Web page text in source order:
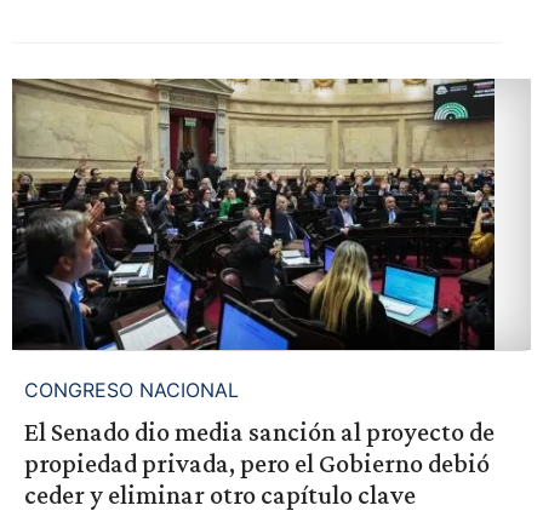
CONGRESO NACIONAL
El Senado dio media sanción al proyecto de
propiedad privada, pero el Gobierno debió
ceder y eliminar otro capítulo clave